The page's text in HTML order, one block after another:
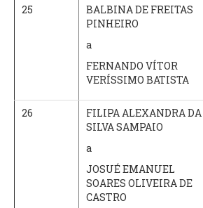
25
BALBINA DE FREITAS
PINHEIRO
a
FERNANDO VÍTOR
VERÍSSIMO BATISTA
26
FILIPA ALEXANDRA DA
SILVA SAMPAIO
a
JOSUÉ EMANUEL
SOARES OLIVEIRA DE
CASTRO